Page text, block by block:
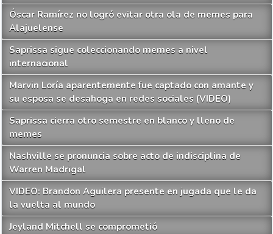
Óscar Ramírez no logró evitar otra ola de memes para
Alajuelense
Saprissa sigue coleccionando memes a nivel
internacional
Marvin Loría aparentemente fue captado con amante y
su esposa se desahoga en redes sociales (VIDEO)
Saprissa cierra otro semestre en blanco y lleno de
memes
Nashville se pronuncia sobre acto de indisciplina de
Warren Madrigal
VIDEO: Brandon Aguilera presente en jugada que le da
la vuelta al mundo
Jeyland Mitchell se comprometió